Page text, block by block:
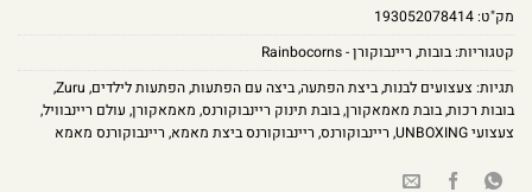
מק"ט:193052078414
קטגוריות:בובות, ריינבוקורן - Rainbocorns
תגיות: צעצועים לבנות‏,ביצת הפתעה,ביצה עם הפתעות,הפתעות לילדים,
Zuru
,
בובות רכות,בובת מאמאקורן,בובת תינוק ריינבוקורנס, מאמאקורן, עולם ריינבוויל,
צעצועי UNBOXING
, ריינבוקורנס, ריינבוקורנס ביצת מאמא, ריינבוקורנס מאמא